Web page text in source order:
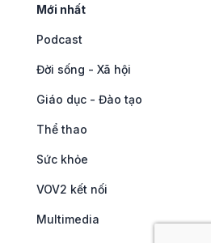
Mới nhất
Podcast
Đời sống - Xã hội
Giáo dục - Đào tạo
Thể thao
Sức khỏe
VOV2 kết nối
Multimedia